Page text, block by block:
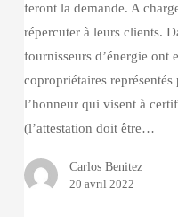
feront la demande. A
répercuter à leurs clients.
fournisseurs d’énergie ont
copropriétaires
l’honneur qui visent à
(l’attestation doit être…
Carlos Benitez
20 avril 2022